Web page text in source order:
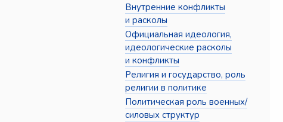
Внутренние конфликты
и расколы
Официальная идеология,
идеологические расколы
и конфликты
Религия и государство, роль
религии в политике
Политическая роль военных/
силовых структур